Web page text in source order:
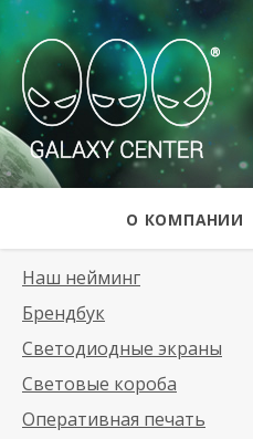
О КОМПАНИИ
Наш нейминг
Брендбук
Светодиодные экраны
Световые короба
Оперативная печать